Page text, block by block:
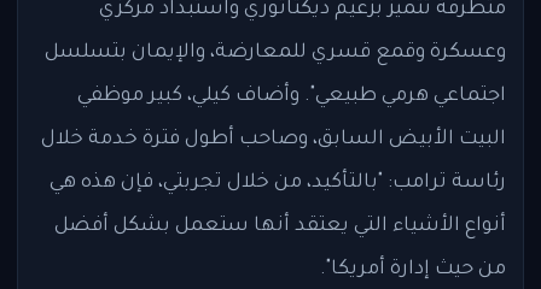
متطرفة تتميز بزعيم ديكتاتوري واستبداد مركزي
وعسكرة وقمع قسري للمعارضة، والإيمان بتسلسل
اجتماعي هرمي طبيعي". وأضاف كيلي، كبير موظفي
البيت الأبيض السابق، وصاحب أطول فترة خدمة خلال
رئاسة ترامب: "بالتأكيد، من خلال تجربتي، فإن هذه هي
أنواع الأشياء التي يعتقد أنها ستعمل بشكل أفضل
من حيث إدارة أمريكا".